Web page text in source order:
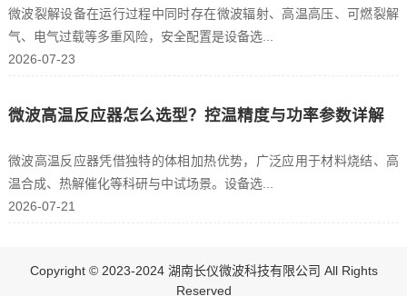
微波裂解设备在运行过程中同时存在微波辐射、高温高压、可燃裂解
气、电气过载等多重风险，安全配置是设备选...
2026-07-23
微波高温反应器怎么选型？控温精度与功率参数详解
微波高温反应器凭借独特的体相加热优势，广泛应用于材料烧结、高
温合成、热解催化等科研与中试场景。设备选...
2026-07-21
Copyright © 2023-2024 湖南长仪微波科技有限公司 All Rights
Reserved